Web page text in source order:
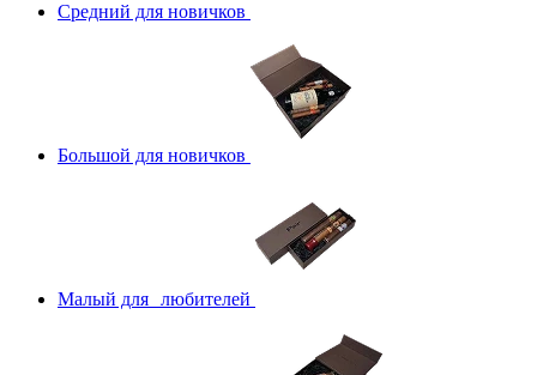
Средний для новичков
Большой для новичков
Малый для любителей